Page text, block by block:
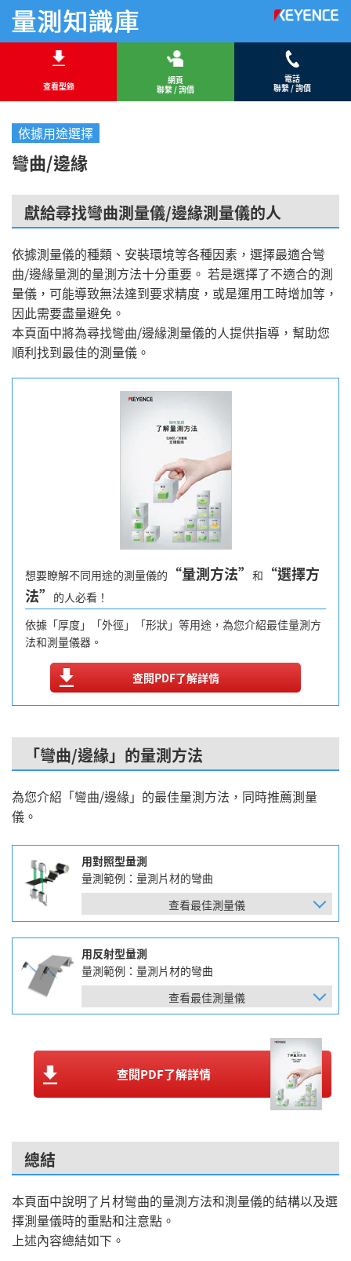
查看型錄
網頁
聯繫 / 詢價
電話
聯繫 / 詢價
依據用途選擇
彎曲/邊緣
獻給尋找彎曲測量儀/邊緣測量儀的人
依據測量儀的種類、安裝環境等各種因素，選擇最適合彎
曲/邊緣量測的量測方法十分重要。 若是選擇了不適合的測
量儀，可能導致無法達到要求精度，或是運用工時增加等，
因此需要盡量避免。
本頁面中將為尋找彎曲/邊緣測量儀的人提供指導，幫助您
順利找到最佳的測量儀。
想要瞭解不同用途的測量儀的 “量測方法” 和 “選擇方
法” 的人必看！
依據「厚度」「外徑」「形狀」等用途，為您介紹最佳量測方
法和測量儀器。
查閱PDF了解詳情
「彎曲/邊緣」的量測方法
為您介紹「彎曲/邊緣」的最佳量測方法，同時推薦測量
儀。
用對照型量測
量測範例：量測片材的彎曲
查看最佳測量儀
用反射型量測
量測範例：量測片材的彎曲
查看最佳測量儀
查閱PDF了解詳情
總結
本頁面中說明了片材彎曲的量測方法和測量儀的結構以及選
擇測量儀時的重點和注意點。
上述內容總結如下。